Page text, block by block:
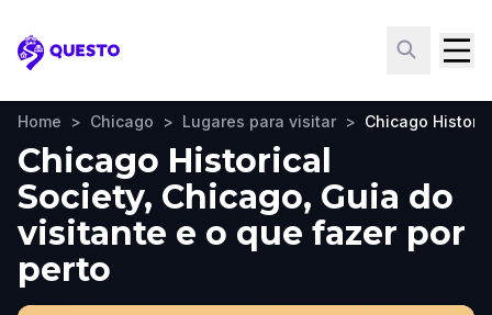
Questo
Home > Chicago > Lugares para visitar > Chicago
Chicago Historical
Society, Chicago, Guia do
visitante e o que fazer por
perto